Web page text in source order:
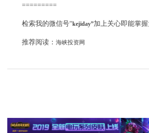
=========
检索我的微信号“kejiday”加上关心即能掌
推荐阅读： 海峡投资网